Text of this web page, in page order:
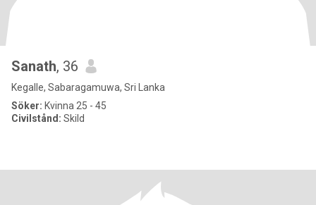
Sanath, 36
Kegalle, Sabaragamuwa, Sri Lanka
Söker: Kvinna 25 - 45
Civilstånd: Skild